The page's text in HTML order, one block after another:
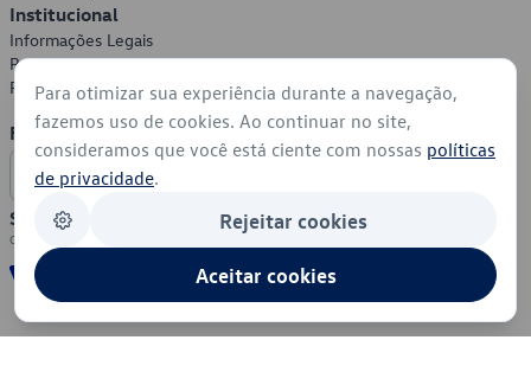
Institucional
Informações Legais
Política de Privacidade
Política de Cookies
Formas de Pagamento
Segurança
Para otimizar sua experiência durante a navegação,
fazemos uso de cookies. Ao continuar no site,
consideramos que você está ciente com nossas políticas
de privacidade.
Rejeitar cookies
Aceitar cookies